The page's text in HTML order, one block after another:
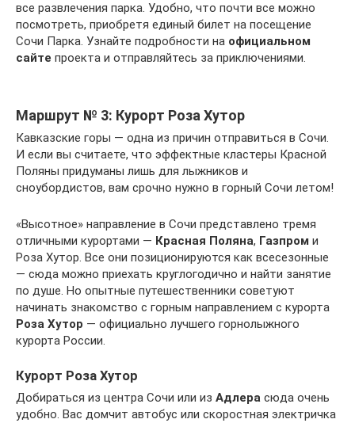
все развлечения парка. Удобно, что почти все можно
посмотреть, приобретя единый билет на посещение
Сочи Парка. Узнайте подробности на официальном
сайте проекта и отправляйтесь за приключениями.
Маршрут № 3: Курорт Роза Хутор
Кавказские горы — одна из причин отправиться в Сочи.
И если вы считаете, что эффектные кластеры Красной
Поляны придуманы лишь для лыжников и
сноубордистов, вам срочно нужно в горный Сочи летом!
«Высотное» направление в Сочи представлено тремя
отличными курортами — Красная Поляна, Газпром и
Роза Хутор. Все они позиционируются как всесезонные
— сюда можно приехать круглогодично и найти занятие
по душе. Но опытные путешественники советуют
начинать знакомство с горным направлением с курорта
Роза Хутор — официально лучшего горнолыжного
курорта России.
Курорт Роза Хутор
Добираться из центра Сочи или из Адлера сюда очень
удобно. Вас домчит автобус или скоростная электричка